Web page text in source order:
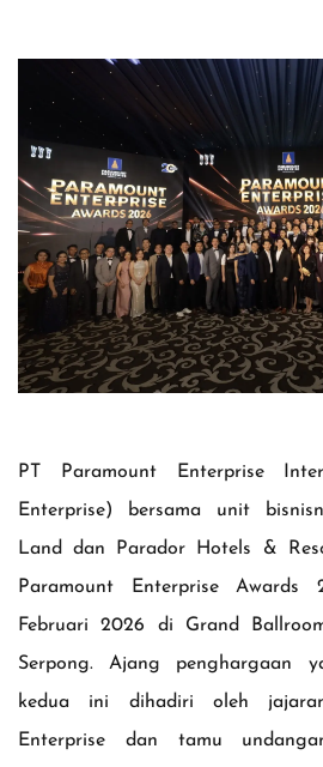
PT Paramount Enterprise
Enterprise) bersama unit
Land dan Parador Hotels &
Paramount Enterprise
Februari 2026 di Grand
Serpong. Ajang penghargaan
kedua ini dihadiri oleh
Enterprise dan tamu